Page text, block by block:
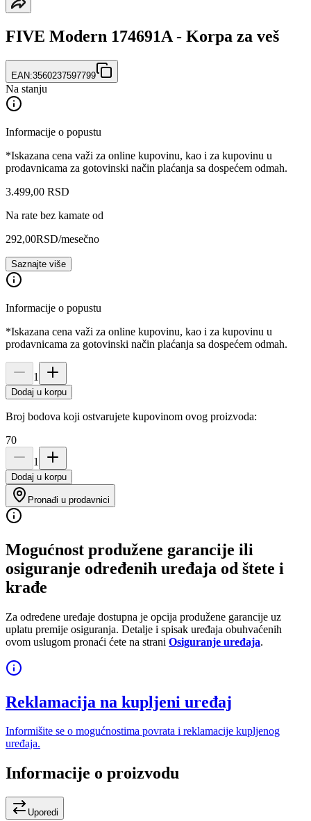
FIVE Modern 174691A - Korpa za veš
EAN:3560237597799
Na stanju
Informacije o popustu
*Iskazana cena važi za online kupovinu, kao i za kupovinu u
prodavnicama za gotovinski način plaćanja sa dospećem odmah.
3.499,00 RSD
Na rate bez kamate od
292,00RSD/mesečno
Saznajte više
Informacije o popustu
*Iskazana cena važi za online kupovinu, kao i za kupovinu u
prodavnicama za gotovinski način plaćanja sa dospećem odmah.
1
Dodaj u korpu
Broj bodova koji ostvarujete kupovinom ovog proizvoda:
70
1
Dodaj u korpu
Pronađi u prodavnici
Mogućnost produžene garancije ili
osiguranje određenih uređaja od štete i
krađe
Za određene uređaje dostupna je opcija produžene garancije uz
uplatu premije osiguranja. Detalje i spisak uređaja obuhvaćenih
ovom uslugom pronaći ćete na strani Osiguranje uređaja.
Reklamacija na kupljeni uređaj
Informišite se o mogućnostima povrata i reklamacije kupljenog
uređaja.
Informacije o proizvodu
Uporedi